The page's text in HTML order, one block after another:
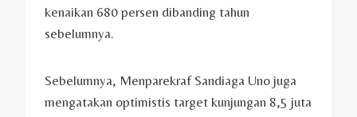
kenaikan 680 persen dibanding tahun
sebelumnya.
Sebelumnya, Menparekraf Sandiaga Uno juga
mengatakan optimistis target kunjungan 8,5 juta